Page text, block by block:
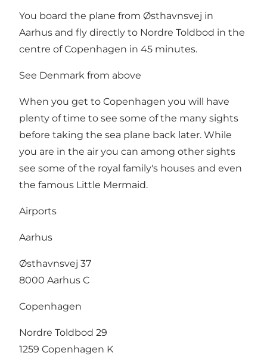
You board the plane from Østhavnsvej in
Aarhus and fly directly to Nordre Toldbod in the
centre of Copenhagen in 45 minutes.
See Denmark from above
When you get to Copenhagen you will have
plenty of time to see some of the many sights
before taking the sea plane back later. While
you are in the air you can among other sights
see some of the royal family's houses and even
the famous Little Mermaid.
Airports
Aarhus
Østhavnsvej 37
8000 Aarhus C
Copenhagen
Nordre Toldbod 29
1259 Copenhagen K